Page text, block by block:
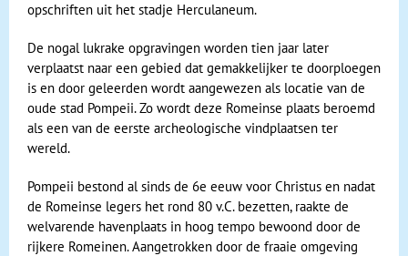
opschriften uit het stadje Herculaneum.
De nogal lukrake opgravingen worden tien jaar later
verplaatst naar een gebied dat gemakkelijker te doorploegen
is en door geleerden wordt aangewezen als locatie van de
oude stad Pompeii. Zo wordt deze Romeinse plaats beroemd
als een van de eerste archeologische vindplaatsen ter
wereld.
Pompeii bestond al sinds de 6e eeuw voor Christus en nadat
de Romeinse legers het rond 80 v.C. bezetten, raakte de
welvarende havenplaats in hoog tempo bewoond door de
rijkere Romeinen. Aangetrokken door de fraaie omgeving